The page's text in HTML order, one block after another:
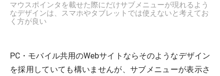
マウスポインタを載せた際にだけサブメニューが現れるよう
なデザインは、スマホやタブレットでは使えないと考えてお
く方が良い
PC・モバイル共用のWebサイトならそのようなデザイン
を採用していても構いませんが、サブメニューが表示さ